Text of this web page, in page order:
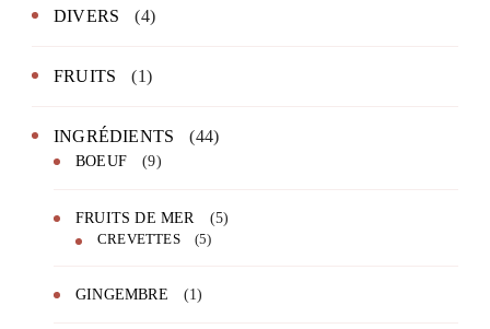
DIVERS (4)
FRUITS (1)
INGRÉDIENTS (44)
BOEUF (9)
FRUITS DE MER (5)
CREVETTES (5)
GINGEMBRE (1)